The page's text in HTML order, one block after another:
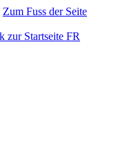
Zum Fuss der Seite
FR